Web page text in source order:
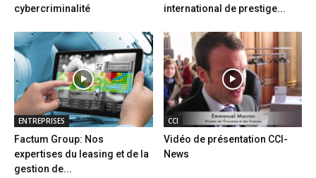
cybercriminalité
international de prestige...
ENTREPRISES
Factum Group: Nos
expertises du leasing et de la
gestion de...
CCI
Vidéo de présentation CCI-
News